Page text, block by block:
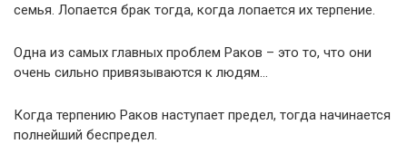
семья. Лопается брак тогда, когда лопается их терпение.
Одна из самых главных проблем Раков – это то, что они
очень сильно привязываются к людям…
Когда терпению Раков наступает предел, тогда начинается
полнейший беспредел.